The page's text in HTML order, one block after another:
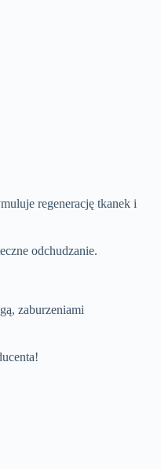
regenerację tkanek i
odchudzanie.
zaburzeniami